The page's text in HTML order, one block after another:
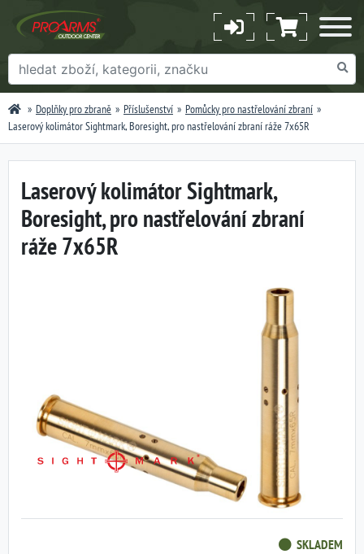
Doplňky pro zbraně Příslušenství
Pomůcky pro nastřelování zbraní
Laserový kolimátor Sightmark, Boresight, pro nastřelování zbraní ráže 7x65R
Laserový kolimátor Sightmark,
Boresight, pro nastřelování zbraní
ráže 7x65R
SKLADEM